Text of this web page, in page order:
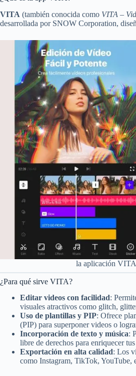
VITA (también conocida como VITA –
desarrollada por SNOW Corporation,
la aplicación
¿Para qué sirve VITA?
Editar videos con facilidad:
visuales atractivos como glitch,
Uso de plantillas y PIP: Ofrece
(PIP) para superponer videos o
Incorporación de texto y música:
libre de derechos para enriquecer
Exportación en alta calidad: Los
como Instagram, TikTok, YouTube,